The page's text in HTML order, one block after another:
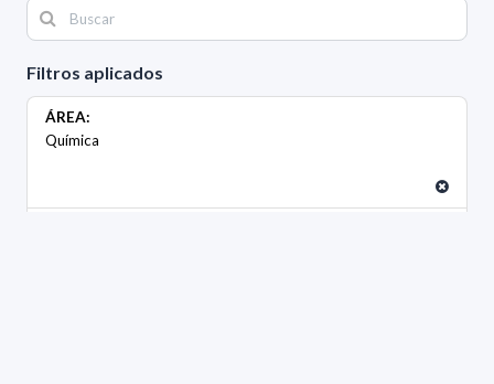
Filtros aplicados
ÁREA:
Química